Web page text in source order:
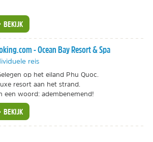
BEKIJK
- Ocean Bay Resort & Spa
reis
op het eiland Phu Quoc.
resort aan het strand.
een woord: adembenemend!
BEKIJK